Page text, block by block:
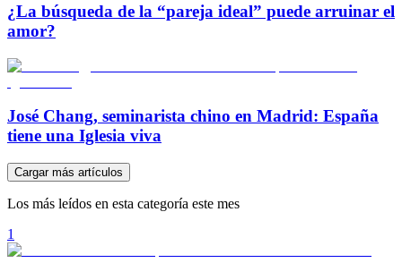
¿La búsqueda de la “pareja ideal” puede arruinar el
amor?
José Chang, seminarista chino en Madrid: España
tiene una Iglesia viva
Cargar más artículos
Los más leídos en esta categoría este mes
1